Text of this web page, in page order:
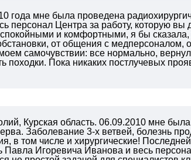
года мне была проведена
персонал Центра за работу, которую
и комфортными, я бы
от общения с медперсоналом,
самочувствии: все нормально,
походки. Пока никаких постлучевых
Курская область. 06.09.2010 мне
Заболевание 3-х ветвей, болезнь
в том числе и хирургические!
Павла Игоревича Иванова и весь